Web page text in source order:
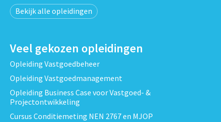
Bekijk alle opleidingen
Veel gekozen opleidingen
Opleiding Vastgoedbeheer
Opleiding Vastgoedmanagement
Opleiding Business Case voor Vastgoed- &
Projectontwikkeling
Cursus Conditiemeting NEN 2767 en MJOP